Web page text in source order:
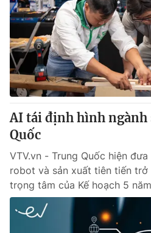
AI tái định hình ngành
Quốc
VTV.vn - Trung Quốc hiện
robot và sản xuất tiên tiến
trọng tâm của Kế hoạch 5